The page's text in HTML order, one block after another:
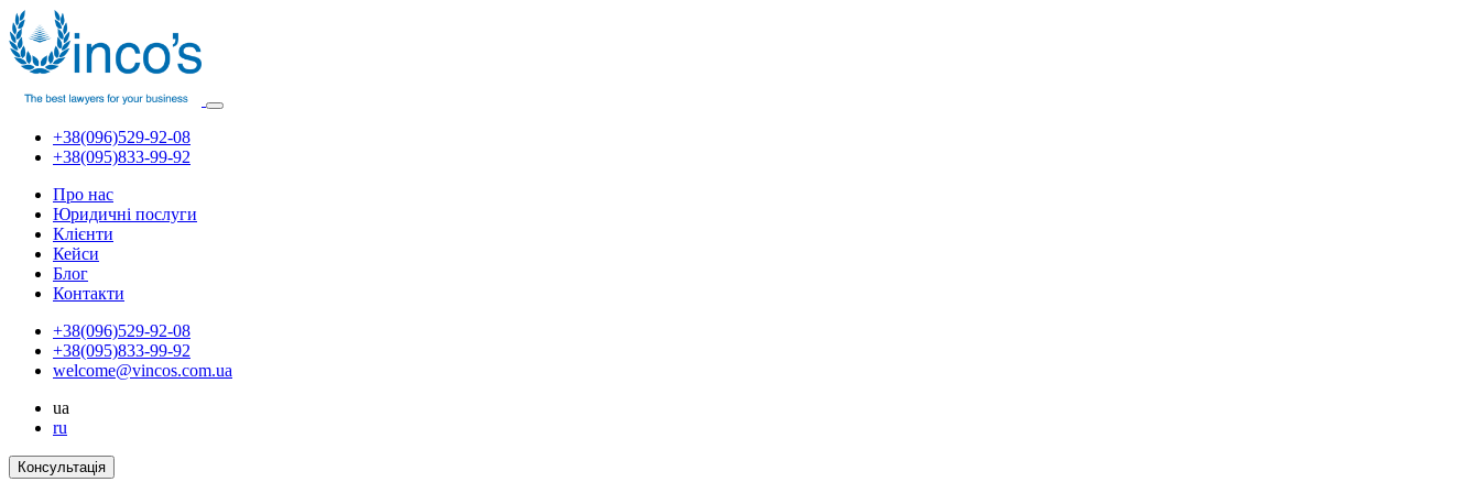
+38(096)529-92-08
+38(095)833-99-92
Про нас
Юридичні послуги
Клієнти
Кейси
Блог
Контакти
+38(096)529-92-08
+38(095)833-99-92
welcome@vincos.com.ua
ua
ru
Консультація